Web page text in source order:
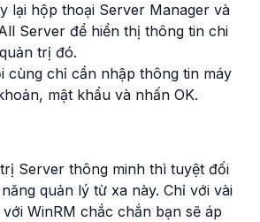
lại hộp thoại Server Manager và
Server để hiển thị thông tin chi
trị đó.
cùng chỉ cần nhập thông tin máy
mật khẩu và nhấn OK.
Server thông minh thì tuyệt đối
quản lý từ xa này. Chỉ với vài
WinRM chắc chắn bạn sẽ áp